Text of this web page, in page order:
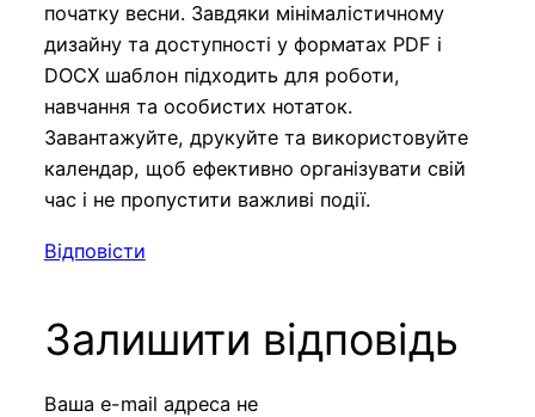
початку весни. Завдяки мінімалістичному
дизайну та доступності у форматах PDF і
DOCX шаблон підходить для роботи,
навчання та особистих нотаток.
Завантажуйте, друкуйте та використовуйте
календар, щоб ефективно організувати свій
час і не пропустити важливі події.
Відповісти
Залишити відповідь
Ваша e-mail адреса не